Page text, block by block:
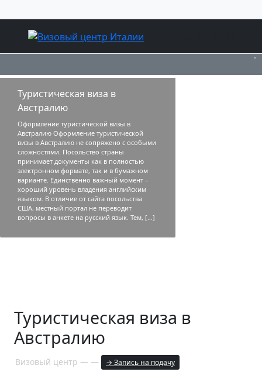
Туристическая виза в
Австралию
Оформление туристической визы в
Австралию Оформление туристической
визы в Австралию не сопряжено с особыми
сложностями. Посольство страны
принимает документы как в полностью
электронном формате, так и в бумажном
варианте. Единственно важный момент –
хороший уровень владения английским
языком. В отличие от сайта посольства
США, местный портал не переводит
вопросы в анкете на русский язык. Тем, […]
Туристическая виза в
Австралию
Визовый центр — — → Запись на подачу